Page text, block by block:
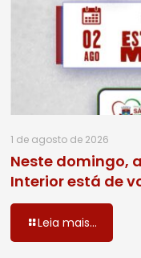
1 de agosto de 2026
Neste domingo,
Interior está de
Leia mais...